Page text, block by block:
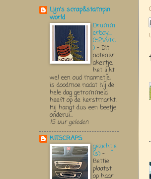
Lijn's scrap&stampin
world
Drumm
erboy....
(52WTC
) - Dit
notenkr
akertje,
het lijkt
wel een oud mannetje,
is doodmoe nadat hij de
hele dag getrommeld
heeft op de kerstmarkt.
Hij hangt dus een beetje
onderui...
15 uur geleden
KITSCRAPS
gezichtje
(s) -
Bettie
plaatst
op haar